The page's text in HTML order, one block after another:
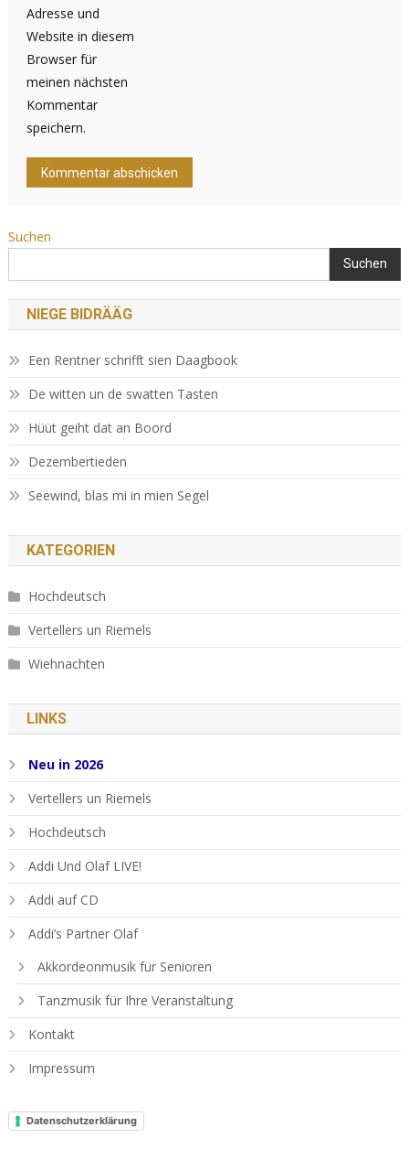
Adresse und
Website in diesem
Browser für
meinen nächsten
Kommentar
speichern.
Suchen
Suchen
NIEGE BIDRÄÄG
Een Rentner schrifft sien Daagbook
De witten un de swatten Tasten
Hüüt geiht dat an Boord
Dezembertieden
Seewind, blas mi in mien Segel
KATEGORIEN
Hochdeutsch
Vertellers un Riemels
Wiehnachten
LINKS
Neu in 2026
Vertellers un Riemels
Hochdeutsch
Addi Und Olaf LIVE!
Addi auf CD
Addi’s Partner Olaf
Akkordeonmusik für Senioren
Tanzmusik für Ihre Veranstaltung
Kontakt
Impressum
Datenschutzerklärung